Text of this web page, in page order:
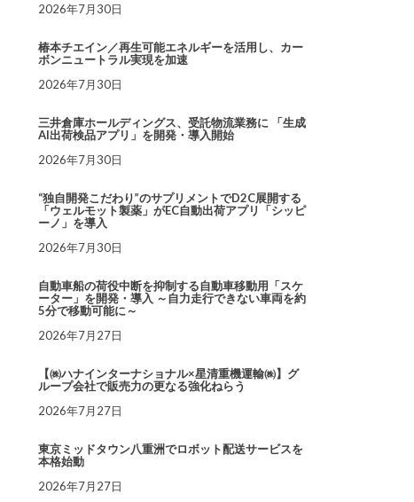
2026年7月30日
椿本チエイン／再生可能エネルギーを活用し、カー
ボンニュートラル実現を加速
2026年7月30日
三井倉庫ホールディングス、受託物流業務に 「生成
AI出荷検品アプリ」を開発・導入開始
2026年7月30日
“独自開発こだわり”のサプリメントでD2C展開する
「ウェルモット製薬」がEC自動出荷アプリ「シッピ
ーノ」を導入
2026年7月30日
自動車船の荷役中断を抑制する自動車移動用「スケ
ーター」を開発・導入 ～自力走行できない車両を約
5分で移動可能に～
2026年7月27日
【㈱ハナインターナショナル×星清重機運輸㈱】グ
ループ会社で販売力の更なる強化ねらう
2026年7月27日
東京ミッドタウン八重洲でロボット配送サービスを
本格始動
2026年7月27日